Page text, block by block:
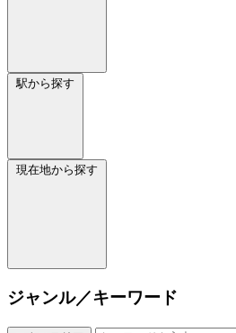
駅から探す
現在地から探す
ジャンル／キーワード